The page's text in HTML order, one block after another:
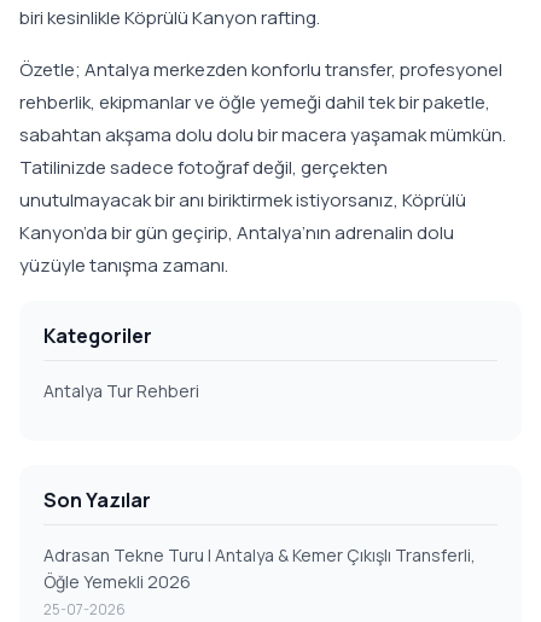
biri kesinlikle Köprülü Kanyon rafting.
Özetle; Antalya merkezden konforlu transfer, profesyonel
rehberlik, ekipmanlar ve öğle yemeği dahil tek bir paketle,
sabahtan akşama dolu dolu bir macera yaşamak mümkün.
Tatilinizde sadece fotoğraf değil, gerçekten
unutulmayacak bir anı biriktirmek istiyorsanız, Köprülü
Kanyon’da bir gün geçirip, Antalya’nın adrenalin dolu
yüzüyle tanışma zamanı.
Kategoriler
Antalya Tur Rehberi
Son Yazılar
Adrasan Tekne Turu | Antalya & Kemer Çıkışlı Transferli,
Öğle Yemekli 2026
25-07-2026